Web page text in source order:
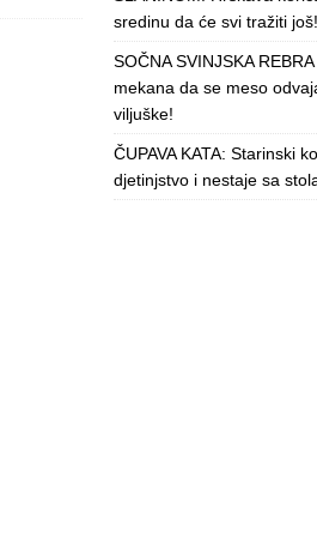
sredinu da će svi tražiti još!
SOČNA SVINJSKA
mekana da se meso
viljuške!
ČUPAVA KATA: Starinski
djetinjstvo i nestaje sa